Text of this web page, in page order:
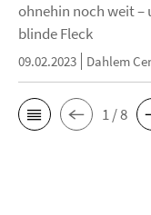
ohnehin noch weit –
blinde Fleck
09.02.2023 Dahlem
1 / 8